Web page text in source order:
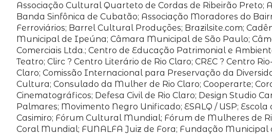
Associação Cultural Quarteto de Cordas de Ribeirão Preto;
Banda Sinfônica de Cubatão; Associação Moradores do
Ferroviários; Barrel Cultural Produções; Brazilsite.com;
Municipal de Ipeúna; Câmara Municipal de São Paulo;
Comerciais Ltda.; Centro de Educação Patrimonial e
Teatro; Clirc ? Centro Literário de Rio Claro; CREC ? Centro
Claro; Comissão Internacional para Preservação da
Cultura; Consulado da Mulher de Rio Claro; Cooperarte;
Cinematográficos; Defesa Civil de Rio Claro; Design Studio
Palmares; Movimento Negro Unificado; ESALQ / USP;
Casimiro; Fórum Cultural Mundial; Fórum de Mulheres de
Coral Mundial; FUNALFA Juiz de Fora; Fundação Municipal